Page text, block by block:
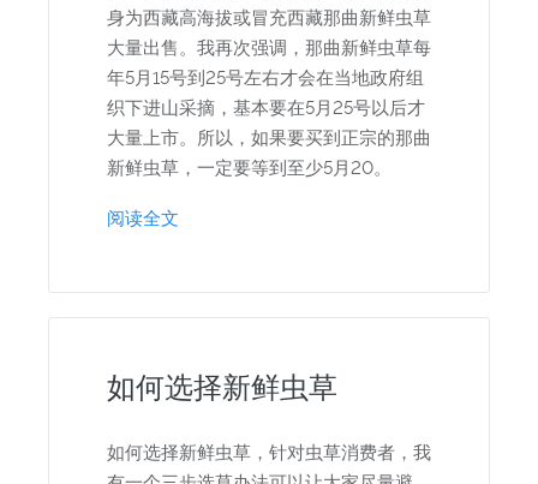
身为西藏高海拔或冒充西藏那曲新鲜虫草
大量出售。我再次强调，那曲新鲜虫草每
年5月15号到25号左右才会在当地政府组
织下进山采摘，基本要在5月25号以后才
大量上市。所以，如果要买到正宗的那曲
新鲜虫草，一定要等到至少5月20。
阅读全文
如何选择新鲜虫草
如何选择新鲜虫草，针对虫草消费者，我